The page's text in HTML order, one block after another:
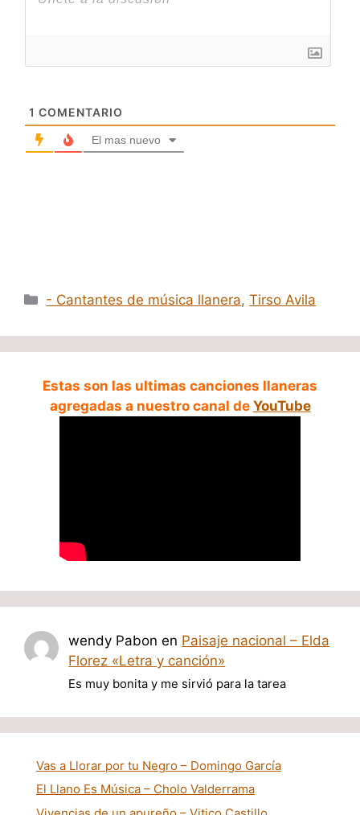
1 COMENTARIO
El mas nuevo
Categorías
- Cantantes de música llanera,Tirso Avila
Estas son las ultimas canciones llaneras
agregadas a nuestro canal de YouTube
wendy Pabon en Paisaje nacional – Elda
Florez «Letra y canción»
Es muy bonita y me sirvió para la tarea
Vas a Llorar por tu Negro – Domingo García
El Llano Es Música – Cholo Valderrama